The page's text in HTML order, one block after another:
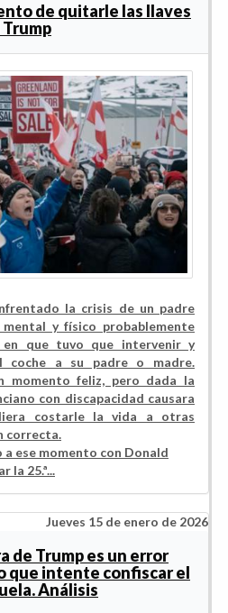
de quitarle las llaves
la crisis de un padre
y físico probablemente
en que tuvo que intervenir y
coche a su padre o madre.
momento feliz, pero dada la
con discapacidad causara
costarle la vida a otras
correcta.
a ese momento con Donald
la 25.ª...
Jueves 15 de enero de 2026
de Trump es un error
que intente confiscar el
Análisis